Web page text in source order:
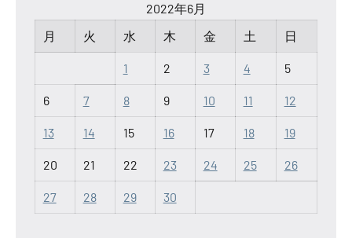
2022年6月
月
火 水 木 金 土 日
1 2 3 4 5
6 7 8 9 10 11 12
13 14 15 16 17 18 19
20 21 22 23 24 25 26
27 28 29 30